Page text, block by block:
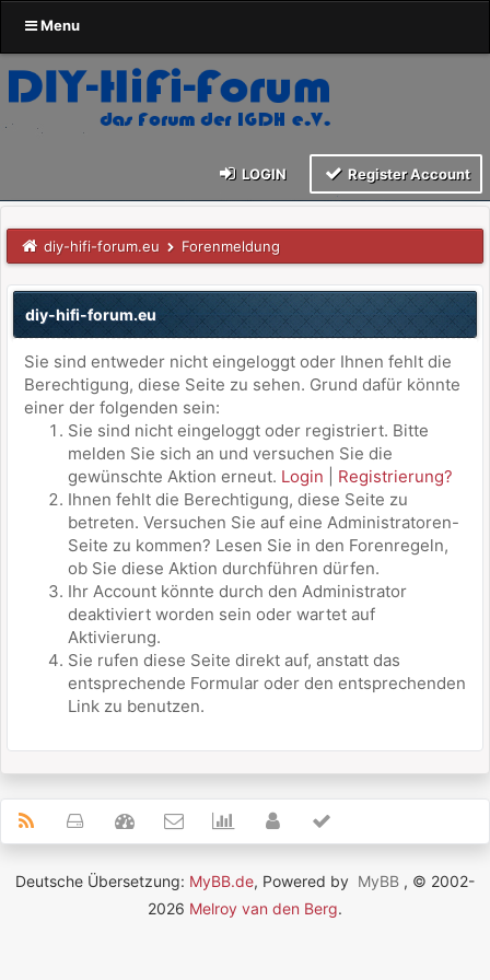
Menu
LOGIN Register Account
diy-hifi-forum.eu Forenmeldung
diy-hifi-forum.eu
Sie sind entweder nicht eingeloggt oder Ihnen fehlt die
Berechtigung, diese Seite zu sehen. Grund dafür könnte
einer der folgenden sein:
Sie sind nicht eingeloggt oder registriert. Bitte
melden Sie sich an und versuchen Sie die
gewünschte Aktion erneut. Login
Registrierung?
Ihnen fehlt die Berechtigung, diese Seite zu
betreten. Versuchen Sie auf eine Administratoren-
Seite zu kommen? Lesen Sie in den Forenregeln,
ob Sie diese Aktion durchführen dürfen.
Ihr Account könnte durch den Administrator
deaktiviert worden sein oder wartet auf
Aktivierung.
Sie rufen diese Seite direkt auf, anstatt das
entsprechende Formular oder den entsprechenden
Link zu benutzen.
Deutsche Übersetzung: MyBB.de, Powered by MyBB , © 2002-
2026 Melroy van den Berg.